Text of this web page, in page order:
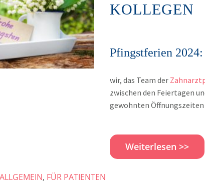
KOLLEGEN
Pfingstferien
wir, das Team der
zwischen den Feiertagen
gewohnten Öffnungszeiten
Weiterlesen >>
ALLGEMEIN, FÜR PATIENTEN